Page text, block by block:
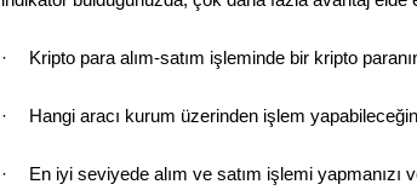
· Kripto para alım-satım işleminde bir kripto
· Hangi aracı kurum üzerinden işlem
· En iyi seviyede alım ve satım işlemi